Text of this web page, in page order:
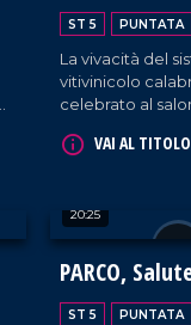
ST 5 PUNTATA
La vivacità del
vitivinicolo
celebrato al
Verona, tra
VAI AL TITOLO
20:25
PARCO,
Benessere
ST 5 PUNTATA